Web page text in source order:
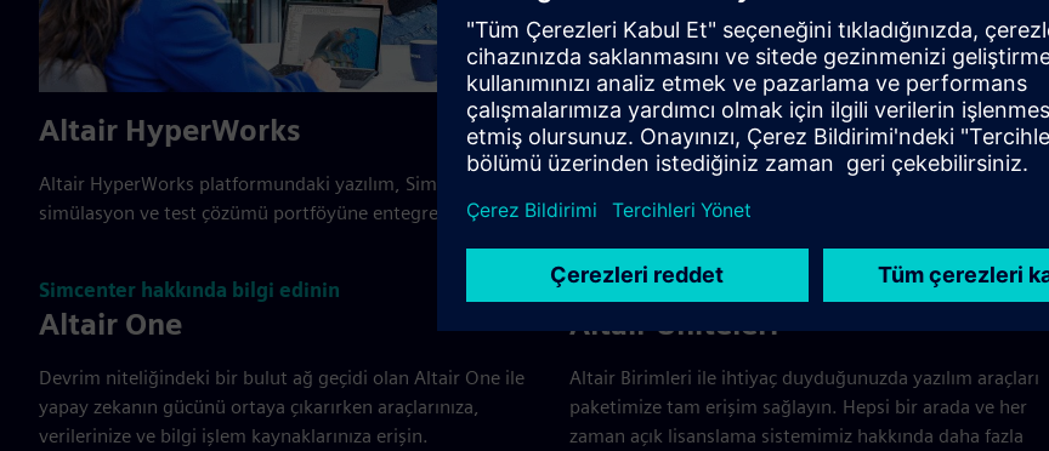
Altair HyperWorks
Altair HyperWorks platformundaki yazılım, Simcenter
simülasyon ve test çözümü portföyüne entegre edilmiştir.
Simcenter hakkında bilgi edinin
Altair HPCWorks
Daha önce Altair HPCworks platformunda bulunan HPC ve
bulut ürünleri artık HPCWorks'te bulunabilir.
HPCWorks hakkında bilgi edinin
Altair One
Devrim niteliğindeki bir bulut ağ geçidi olan Altair One ile
yapay zekanın gücünü ortaya çıkarırken araçlarınıza,
verilerinize ve bilgi işlem kaynaklarınıza erişin.
Altair Üniteleri
Altair Birimleri ile ihtiyaç duyduğunuzda yazılım araçları
paketimize tam erişim sağlayın. Hepsi bir arada ve her
zaman açık lisanslama sistemimiz hakkında daha fazla